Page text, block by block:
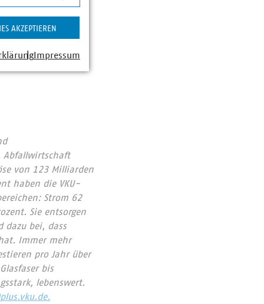
haben, um ein
sollte diese
fallender
Abfallwirtschaft
von 123 Milliarden
haben die VKU-
Strom 62
Sie entsorgen
dazu bei, dass
Immer mehr
pro Jahr über
bis
lebenswert.
AKZEPTIEREN
Impressum